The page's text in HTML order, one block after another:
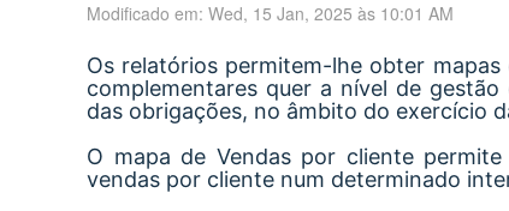
Modificado em: Wed, 15 Jan, 2025 às 10:01 AM
Os relatórios permitem-lhe obter
complementares quer a nível de
das obrigações, no âmbito do exercício
O mapa de Vendas por cliente
vendas por cliente num determinado